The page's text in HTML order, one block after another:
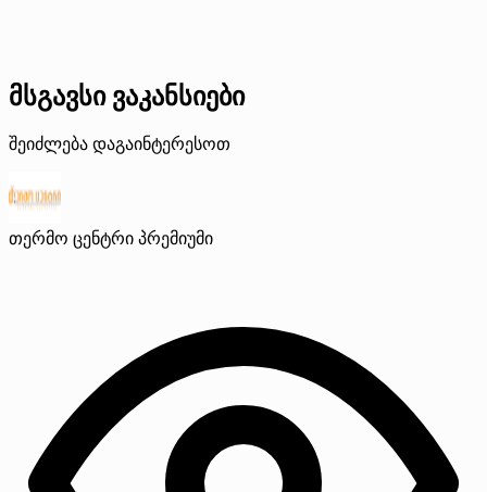
მსგავსი ვაკანსიები
შეიძლება დაგაინტერესოთ
თერმო ცენტრი პრემიუმი